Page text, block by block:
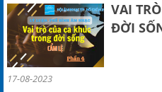
VAI
ĐỜI
17-08-2023